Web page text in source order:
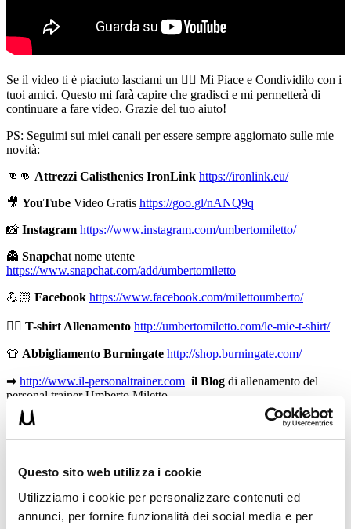
Questo sito web utilizza i cookie
Utilizziamo i cookie per personalizzare contenuti ed
annunci, per fornire funzionalità dei social media e per
Se il video ti è piaciuto lasciami un 👍🏻 Mi Piace e Condividilo con i
tuoi amici. Questo mi farà capire che gradisci e mi permetterà di
continuare a fare video. Grazie del tuo aiuto!
PS: Seguimi sui miei canali per essere sempre aggiornato sulle mie
novità:
👊👊 Attrezzi Calisthenics IronLink https://ironlink.eu/
🎥 YouTube Video Gratis https://goo.gl/nANQ9q
📸 Instagram https://www.instagram.com/umbertomiletto/
👻 Snapchat nome utente
https://www.snapchat.com/add/umbertomiletto
💪🏻 Facebook https://www.facebook.com/milettoumberto/
🏋🏻 T-shirt Allenamento http://umbertomiletto.com/le-mie-t-shirt/
👕 Abbigliamento Burningate http://shop.burningate.com/
➡ http://www.il-personaltrainer.com il Blog di allenamento del
personal trainer Umberto Miletto
Avvertenze: le informazioni contenute in questi video non intendono
sostituirsi in nessun modo a parere medico o di altri specialisti.
L’allenamento con sovraccarichi, a corpo libero, con i kettlebell, con
il trx, e con altri attrezzi può causare infortuni, si consiglia pertanto
di prestare la massima attenzione e di eseguire esercizi e
metodologie adatte al proprio livello di forma. Consultare il proprio